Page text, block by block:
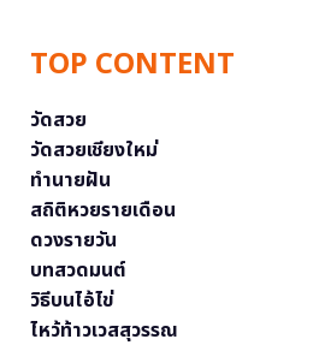
TOP CONTENT
วัดสวย
วัดสวยเชียงใหม่
ทำนายฝัน
สถิติหวยรายเดือน
ดวงรายวัน
บทสวดมนต์
วิธีบนไอ้ไข่
ไหว้ท้าวเวสสุวรรณ